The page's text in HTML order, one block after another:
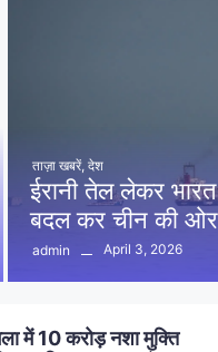
ताज़ा खबरें, देश
ईरानी तेल लेकर
बदल कर चीन की ओर
admin April 3, 2026